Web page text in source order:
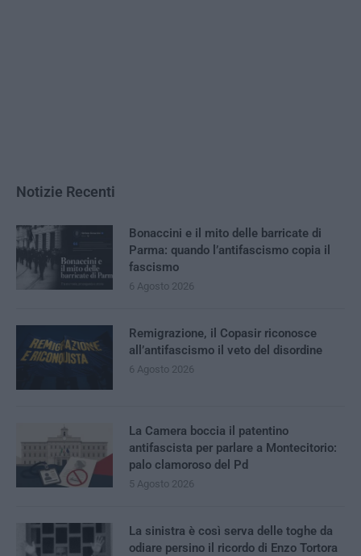
Notizie Recenti
Bonaccini e il mito delle barricate di
Parma: quando l’antifascismo copia il
fascismo
6 Agosto 2026
Remigrazione, il Copasir riconosce
all’antifascismo il veto del disordine
6 Agosto 2026
La Camera boccia il patentino
antifascista per parlare a Montecitorio:
palo clamoroso del Pd
5 Agosto 2026
La sinistra è così serva delle toghe da
odiare persino il ricordo di Enzo Tortora